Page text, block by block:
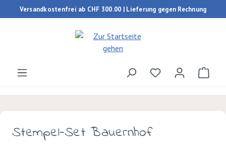
Zum Hauptinhalt springen
Versandkostenfrei ab CHF 300.00 | Lieferung gegen Rechnung
Du hast 0
Stempel-Set Bauernhof